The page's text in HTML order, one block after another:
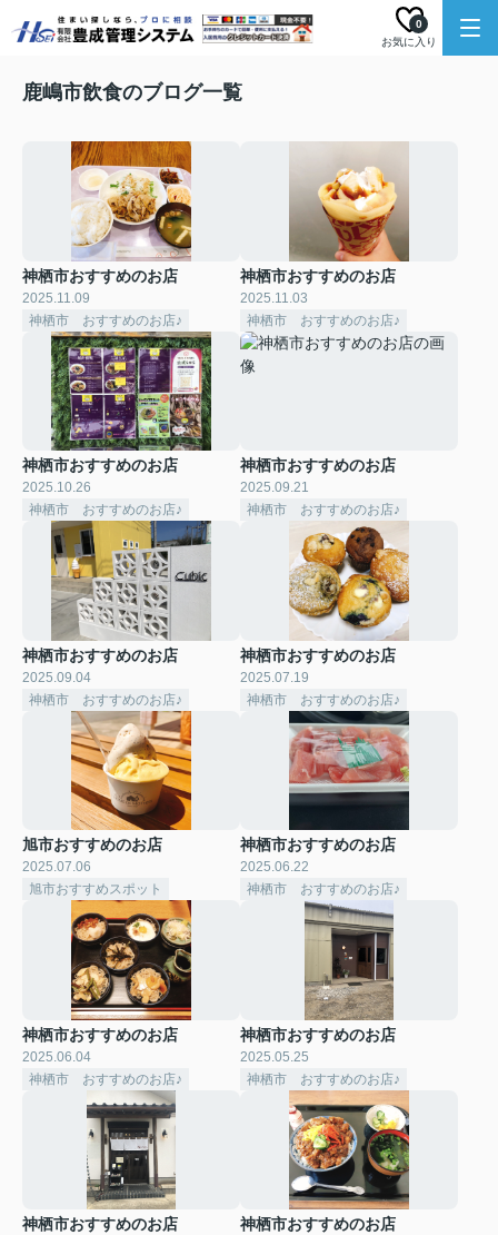
お気に入り
0
鹿嶋市飲食のブログ一覧
神栖市おすすめのお店
2025.11.09
神栖市 おすすめのお店♪
神栖市おすすめのお店
2025.11.03
神栖市 おすすめのお店♪
神栖市おすすめのお店
2025.10.26
神栖市 おすすめのお店♪
神栖市おすすめのお店
2025.09.21
神栖市 おすすめのお店♪
神栖市おすすめのお店
2025.09.04
神栖市 おすすめのお店♪
神栖市おすすめのお店
2025.07.19
神栖市 おすすめのお店♪
旭市おすすめのお店
2025.07.06
旭市おすすめスポット
神栖市おすすめのお店
2025.06.22
神栖市 おすすめのお店♪
神栖市おすすめのお店
2025.06.04
神栖市 おすすめのお店♪
神栖市おすすめのお店
2025.05.25
神栖市 おすすめのお店♪
神栖市おすすめのお店 神栖市おすすめのお店